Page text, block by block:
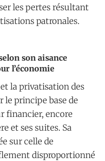
les pertes résultant
patronales.
son aisance
l’économie
la privatisation des
principe base de
financier, encore
et ses suites. Sa
sur celle de
disproportionné